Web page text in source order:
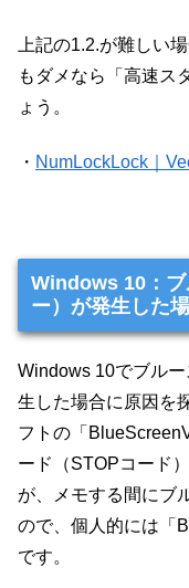
上記の1.2.が難しい
もダメなら「高速ス
ょう。
・ NumLockLock｜
Windows 10：ブ
ー）が発生した
Windows 10でブル
生した場合に原因を
フトの「
ード（STOPコード
が、メモする間にブ
ので、個人的には「
です。